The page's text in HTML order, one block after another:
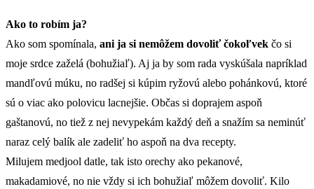
Ako to robím ja?
Ako som spomínala, ani ja si nemôžem dovoliť čokoľvek čo si
moje srdce zaželá (bohužiaľ). Aj ja by som rada vyskúšala napríklad
mandľovú múku, no radšej si kúpim ryžovú alebo pohánkovú, ktoré
sú o viac ako polovicu lacnejšie. Občas si doprajem aspoň
gaštanovú, no tiež z nej nevypekám každý deň a snažím sa neminúť
naraz celý balík ale zadeliť ho aspoň na dva recepty.
Milujem medjool datle, tak isto orechy ako pekanové,
makadamiové, no nie vždy si ich bohužiaľ môžem dovoliť. Kilo